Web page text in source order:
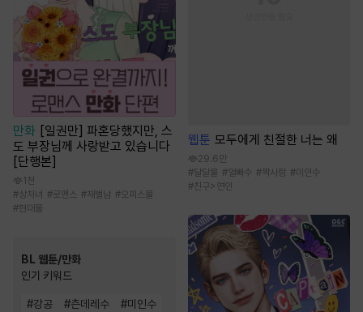
만화 [일권만] 파혼당했지만, 스
도 부장님께 사랑받고 있습니다
[단행본]
1천
#상처녀 #로맨스 # 재벌남 #오피스물
#현대물
BL 웹툰/만화
인기 키워드
#강공 #츤데레수 #미인수
웹툰 모두에게 친절한 너는 왜
29.6만
#달달물 #얼빠수 #짝사랑 #미인수
#친구>연인